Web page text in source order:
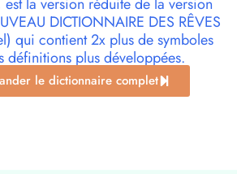
la version réduite de la version
DICTIONNAIRE DES RÊVES
qui contient 2x plus de symboles
définitions plus développées.
le dictionnaire complet